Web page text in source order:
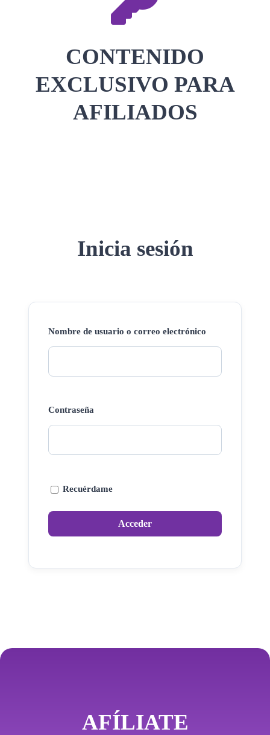
CONTENIDO
EXCLUSIVO PARA
AFILIADOS
Inicia sesión
Nombre de usuario o correo electrónico
Contraseña
Recuérdame
AFÍLIATE